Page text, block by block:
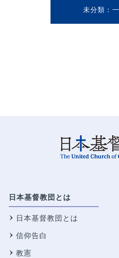
未分類
日本基督教団とは
日本基督教団とは
信仰告白
教憲